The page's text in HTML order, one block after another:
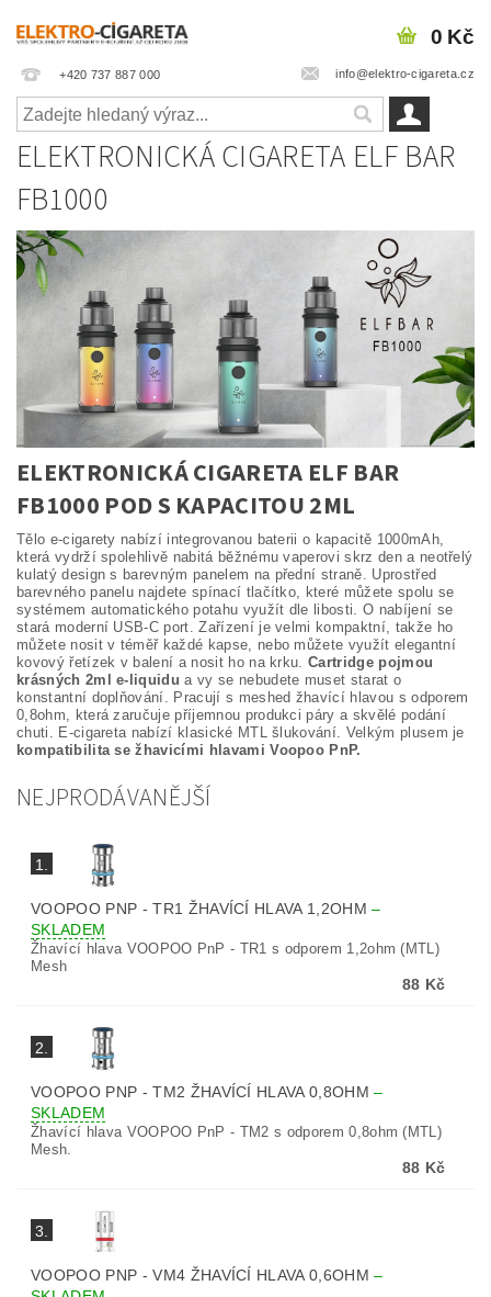
+420 737 887 000 info@elektro-cigareta.cz
0 Kč
ELEKTRONICKÁ CIGARETA ELF BAR
FB1000
ELEKTRONICKÁ CIGARETA ELF BAR
FB1000 POD S KAPACITOU 2ML
Tělo e-cigarety nabízí integrovanou baterii o kapacitě 1000mAh,
která vydrží spolehlivě nabitá běžnému vaperovi skrz den a neotřelý
kulatý design s barevným panelem na přední straně. Uprostřed
barevného panelu najdete spínací tlačítko, které můžete spolu se
systémem automatického potahu využít dle libosti. O nabíjení se
stará moderní USB-C port. Zařízení je velmi kompaktní, takže ho
můžete nosit v téměř každé kapse, nebo můžete využít elegantní
kovový řetízek v balení a nosit ho na krku.Cartridge pojmou
krásných 2ml e-liquidu a vy se nebudete muset starat o
konstantní doplňování. Pracují s meshed žhavící hlavou s odporem
0,8ohm, která zaručuje příjemnou produkci páry a skvělé podání
chuti. E-cigareta nabízí klasické MTL šlukování. Velkým plusem je
kompatibilita se žhavicími hlavami Voopoo PnP.
NEJPRODÁVANĚJŠÍ
1.
VOOPOO PNP - TR1 ŽHAVÍCÍ HLAVA 1,2OHM–
SKLADEM
Žhavící hlava VOOPOO PnP - TR1 s odporem 1,2ohm (MTL)
Mesh
88 Kč
2.
VOOPOO PNP - TM2 ŽHAVÍCÍ HLAVA 0,8OHM–
SKLADEM
Žhavící hlava VOOPOO PnP - TM2 s odporem 0,8ohm (MTL)
Mesh.
88 Kč
3.
VOOPOO PNP - VM4 ŽHAVÍCÍ HLAVA 0,6OHM–